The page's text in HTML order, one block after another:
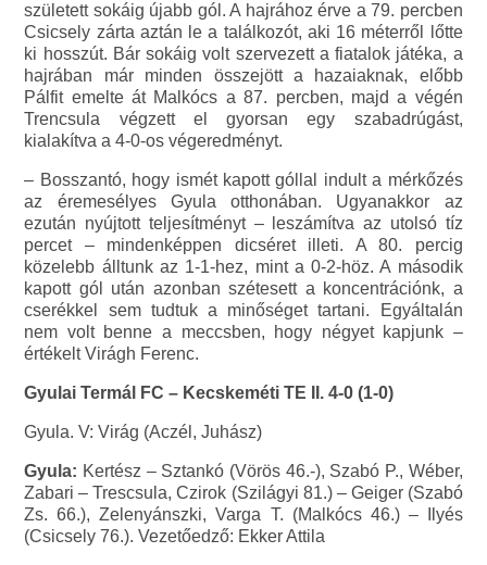
született sokáig újabb gól. A hajrához érve a 79. percben
Csicsely zárta aztán le a találkozót, aki 16 méterről lőtte
ki hosszút. Bár sokáig volt szervezett a fiatalok játéka, a
hajrában már minden összejött a hazaiaknak, előbb
Pálfit emelte át Malkócs a 87. percben, majd a végén
Trencsula végzett el gyorsan egy szabadrúgást,
kialakítva a 4-0-os végeredményt.
– Bosszantó, hogy ismét kapott góllal indult a mérkőzés
az éremesélyes Gyula otthonában. Ugyanakkor az
ezután nyújtott teljesítményt – leszámítva az utolsó tíz
percet – mindenképpen dicséret illeti. A 80. percig
közelebb álltunk az 1-1-hez, mint a 0-2-höz. A második
kapott gól után azonban szétesett a koncentrációnk, a
cserékkel sem tudtuk a minőséget tartani. Egyáltalán
nem volt benne a meccsben, hogy négyet kapjunk –
értékelt Virágh Ferenc.
Gyulai Termál FC – Kecskeméti TE II. 4-0 (1-0)
Gyula. V: Virág (Aczél, Juhász)
Gyula: Kertész – Sztankó (Vörös 46.-), Szabó P., Wéber,
Zabari – Trescsula, Czirok (Szilágyi 81.) – Geiger (Szabó
Zs. 66.), Zelenyánszki, Varga T. (Malkócs 46.) – Ilyés
(Csicsely 76.). Vezetőedző: Ekker Attila